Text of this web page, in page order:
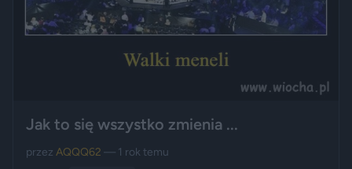
Jak to się wszystko zmienia ...
przez AQQQ62 — 1 rok temu